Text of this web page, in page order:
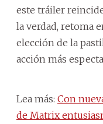
este tráiler
la verdad, retoma
elección de la
acción más
Lea más: Con
de Matrix